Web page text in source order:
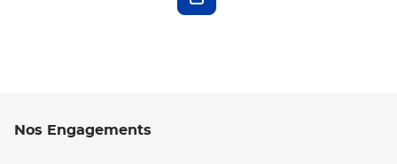
Nos Engagements